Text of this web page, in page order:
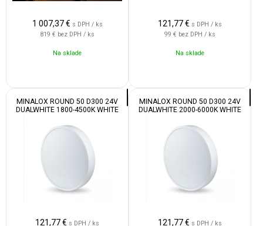
1 007,37 € s DPH / ks
819 € bez DPH / ks
Na sklade
121,77€ s DPH / ks
99 € bez DPH / ks
Na sklade
MINALOX ROUND 50 D300 24V
DUALWHITE 1800-4500K WHITE
121,77€ s DPH / ks
MINALOX ROUND 50 D300 24V
DUALWHITE 2000-6000K WHITE
121,77€ s DPH / ks